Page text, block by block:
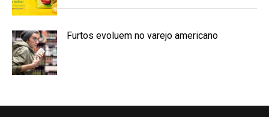
Furtos evoluem no varejo americano